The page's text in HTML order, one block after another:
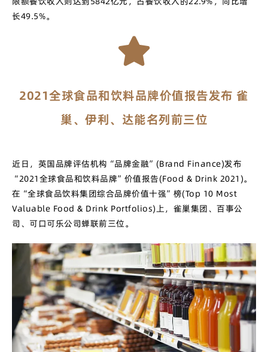
长49.5%。
2021全球食品和饮料品牌价值报告发布 雀
巢、伊利、达能名列前三位
近日，英国品牌评估机构“品牌金融”(Brand Finance)发布
“2021全球食品和饮料品牌”价值报告(Food & Drink 2021)。
在“全球食品饮料集团综合品牌价值十强”榜(Top 10 Most
Valuable Food & Drink Portfolios)上，雀巢集团、百事公
司、可口可乐公司蝉联前三位。